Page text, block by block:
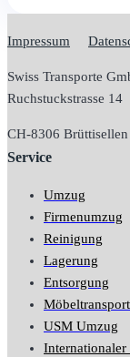
Impressum
Swiss Transporte
Ruchstuckstrasse 14
CH-8306 Brüttisellen
Service
Umzug
Firmenumzug
Reinigung
Lagerung
Entsorgung
Möbeltransport
USM Umzug
Internationaler